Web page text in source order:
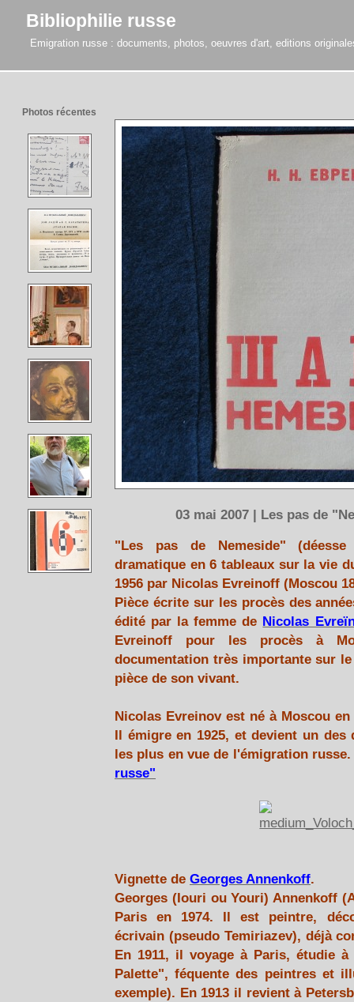
Bibliophilie russe
Emigration russe : documents, photos, oeuvres d'art, editions
03 mai 2007 | Les pas de
"Les pas de Nemeside"
dramatique en 6 tableaux sur la vie
1956 par Nicolas Evreinoff (Moscou
Pièce écrite sur les procès des
édité par la femme de Nicolas
Evreinoff pour les procès à
documentation très importante sur
pièce de son vivant.
Nicolas Evreinov est né à Moscou
Il émigre en 1925, et devient un des
les plus en vue de l'émigration
russe"
Vignette de Georges Annenkoff.
Georges (Iouri ou Youri) Annenkoff
Paris en 1974. Il est peintre,
écrivain (pseudo Temiriazev), déjà
En 1911, il voyage à Paris, étudie
Palette", féquente des peintres et
exemple). En 1913 il revient à
Photos récentes